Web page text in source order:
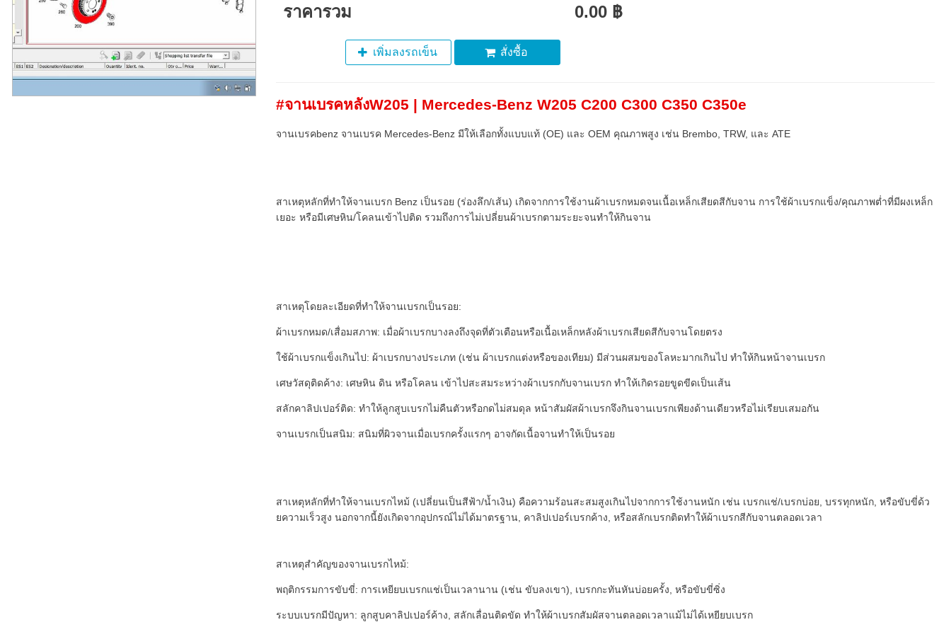
ราคารวม 0.00 ฿
เพิ่มลงรถเข็น สั่งซื้อ
#จานเบรคหลังW205 | Mercedes-Benz W205 C200 C300 C350 C350e
จานเบรคbenz จานเบรค Mercedes-Benz มีให้เลือกทั้งแบบแท้ (OE) และ OEM คุณภาพสูง เช่น Brembo, TRW, และ ATE
สาเหตุหลักที่ทำให้จานเบรก Benz เป็นรอย (ร่องลึก/เส้น) เกิดจากการใช้งานผ้าเบรกหมดจนเนื้อเหล็กเสียดสีกับจาน การใช้ผ้าเบรกแข็ง/คุณภาพต่ำที่มีผงเหล็ก
เยอะ หรือมีเศษหิน/โคลนเข้าไปติด รวมถึงการไม่เปลี่ยนผ้าเบรกตามระยะจนทำให้กินจาน
สาเหตุโดยละเอียดที่ทำให้จานเบรกเป็นรอย:
ผ้าเบรกหมด/เสื่อมสภาพ: เมื่อผ้าเบรกบางลงถึงจุดที่ตัวเตือนหรือเนื้อเหล็กหลังผ้าเบรกเสียดสีกับจานโดยตรง
ใช้ผ้าเบรกแข็งเกินไป: ผ้าเบรกบางประเภท (เช่น ผ้าเบรกแต่งหรือของเทียม) มีส่วนผสมของโลหะมากเกินไป ทำให้กินหน้าจานเบรก
เศษวัสดุติดค้าง: เศษหิน ดิน หรือโคลน เข้าไปสะสมระหว่างผ้าเบรกกับจานเบรก ทำให้เกิดรอยขูดขีดเป็นเส้น
สลักคาลิปเปอร์ติด: ทำให้ลูกสูบเบรกไม่คืนตัวหรือกดไม่สมดุล หน้าสัมผัสผ้าเบรกจึงกินจานเบรกเพียงด้านเดียวหรือไม่เรียบเสมอกัน
จานเบรกเป็นสนิม: สนิมที่ผิวจานเมื่อเบรกครั้งแรกๆ อาจกัดเนื้อจานทำให้เป็นรอย
สาเหตุหลักที่ทำให้จานเบรกไหม้ (เปลี่ยนเป็นสีฟ้า/น้ำเงิน) คือความร้อนสะสมสูงเกินไปจากการใช้งานหนัก เช่น เบรกแช่/เบรกบ่อย, บรรทุกหนัก, หรือขับขี่ด้ว
ยความเร็วสูง นอกจากนี้ยังเกิดจากอุปกรณ์ไม่ได้มาตรฐาน, คาลิปเปอร์เบรกค้าง, หรือสลักเบรกติดทำให้ผ้าเบรกสีกับจานตลอดเวลา
สาเหตุสำคัญของจานเบรกไหม้:
พฤติกรรมการขับขี่: การเหยียบเบรกแช่เป็นเวลานาน (เช่น ขับลงเขา), เบรกกะทันหันบ่อยครั้ง, หรือขับขี่ซิ่ง
ระบบเบรกมีปัญหา: ลูกสูบคาลิปเปอร์ค้าง, สลักเลื่อนติดขัด ทำให้ผ้าเบรกสัมผัสจานตลอดเวลาแม้ไม่ได้เหยียบเบรก